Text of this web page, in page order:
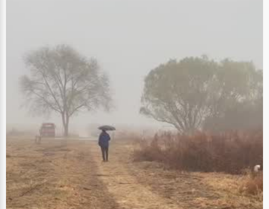
麦秸堆成高高的麦垛。他们把一釵釵的麦子扔到堆积有一人多高的麦垛上
时，我们就在麦垛上嬉闹着，深一脚浅一脚地把虚空的地方踩实。有时，一
不小心便会顺着垛边溜了下来，惹得全场上的人哈哈大笑起来。这时，自己
顾不上屁股摔得生疼，在大人的帮忙下又爬上了麦垛。我们孩子的作用在这
个时候也充分“重要”起来。 麦收季节的尾声便是晒麦子。晒麦子的时候，那
时麻雀之类的鸟雀多。于是，大人们便把赶鸟雀的任务交给我们孩子了。 我
们几个孩子在麦场旁边找块阴凉的地方，铺上凉席或者油纸，拿上几本小人
书，或者几把杏核来抓子玩，隔上一会便把麦子搅动一下。有时，大人们高
兴了，奖励五分或者一角钱，我们心里便有了盼头，盼着村边来个卖冰棍
的，推着自行车，后面带一个用棉布包着的木箱，吆喝着：卖冰棍——又甜
又凉的冰棍，五分钱一个——那声音对我们来说，充满着多大的诱惑啊。那
时的冰棍，远远比不上现在名目繁多的雪糕和冰激淋。但我们吸溜着冰棍，
却甜在心里，心里那种滋味就甭提有多美了。 在那遥远的麦收季节，积淀的
永远是一种沉甸甸的喜悦与收获，繁忙而充实，紧张而欣喜！ 或许，这份回
忆早已成了一种绝版的珍藏。或许，今天对一些人来说，这些也已成为天方
夜谭里的故事了吧。 知了又开始叫了，又是一年麦收季节。 那时，那地，那
人，那景，总会在此时不约而来…… 作者：郑毅